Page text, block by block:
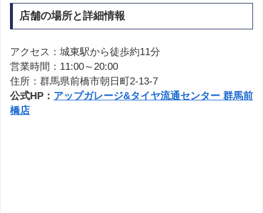
店舗の場所と詳細情報
アクセス：城東駅から徒歩約11分
営業時間：11:00～20:00
住所：群馬県前橋市朝日町2-13-7
公式HP： アップガレージ&タイヤ流通センター 群馬前
橋店